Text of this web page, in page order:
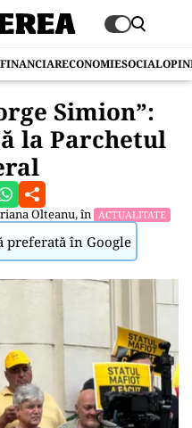
FINANCIARECONOMIESOCIAL
Simion”:
la Parchetul
Olteanu, în ACTUALITATE
preferată în Google